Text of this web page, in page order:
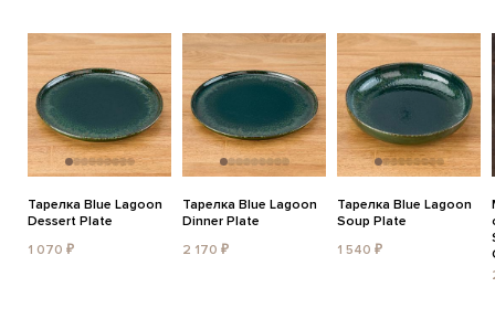
Тарелка Blue Lagoon
Dessert Plate
1 070 ₽
Тарелка Blue Lagoon
Dinner Plate
2 170 ₽
Тарелка Blue Lagoon
Soup Plate
1 540 ₽